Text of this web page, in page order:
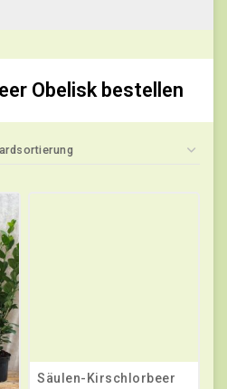
Obelisk bestellen
Säulen-Kirschlorbeer